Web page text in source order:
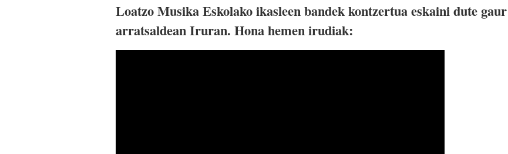
Loatzo Musika Eskolako ikasleen bandek kontzertua eskaini dute gaur
arratsaldean Iruran. Hona hemen irudiak: